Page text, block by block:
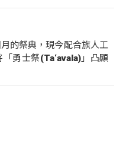
的祭典，現今配合族人工
勇士祭(Ta‘avala)」凸顯